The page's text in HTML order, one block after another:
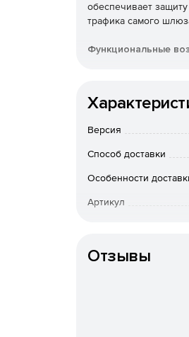
обеспечивает
трафика самого
Функциональные
Шифрование и
этом происходит
ВЛОЖЕНИЙ В
Построение
Версия
Способ доставки
Особенности
Артикул
Отзывы